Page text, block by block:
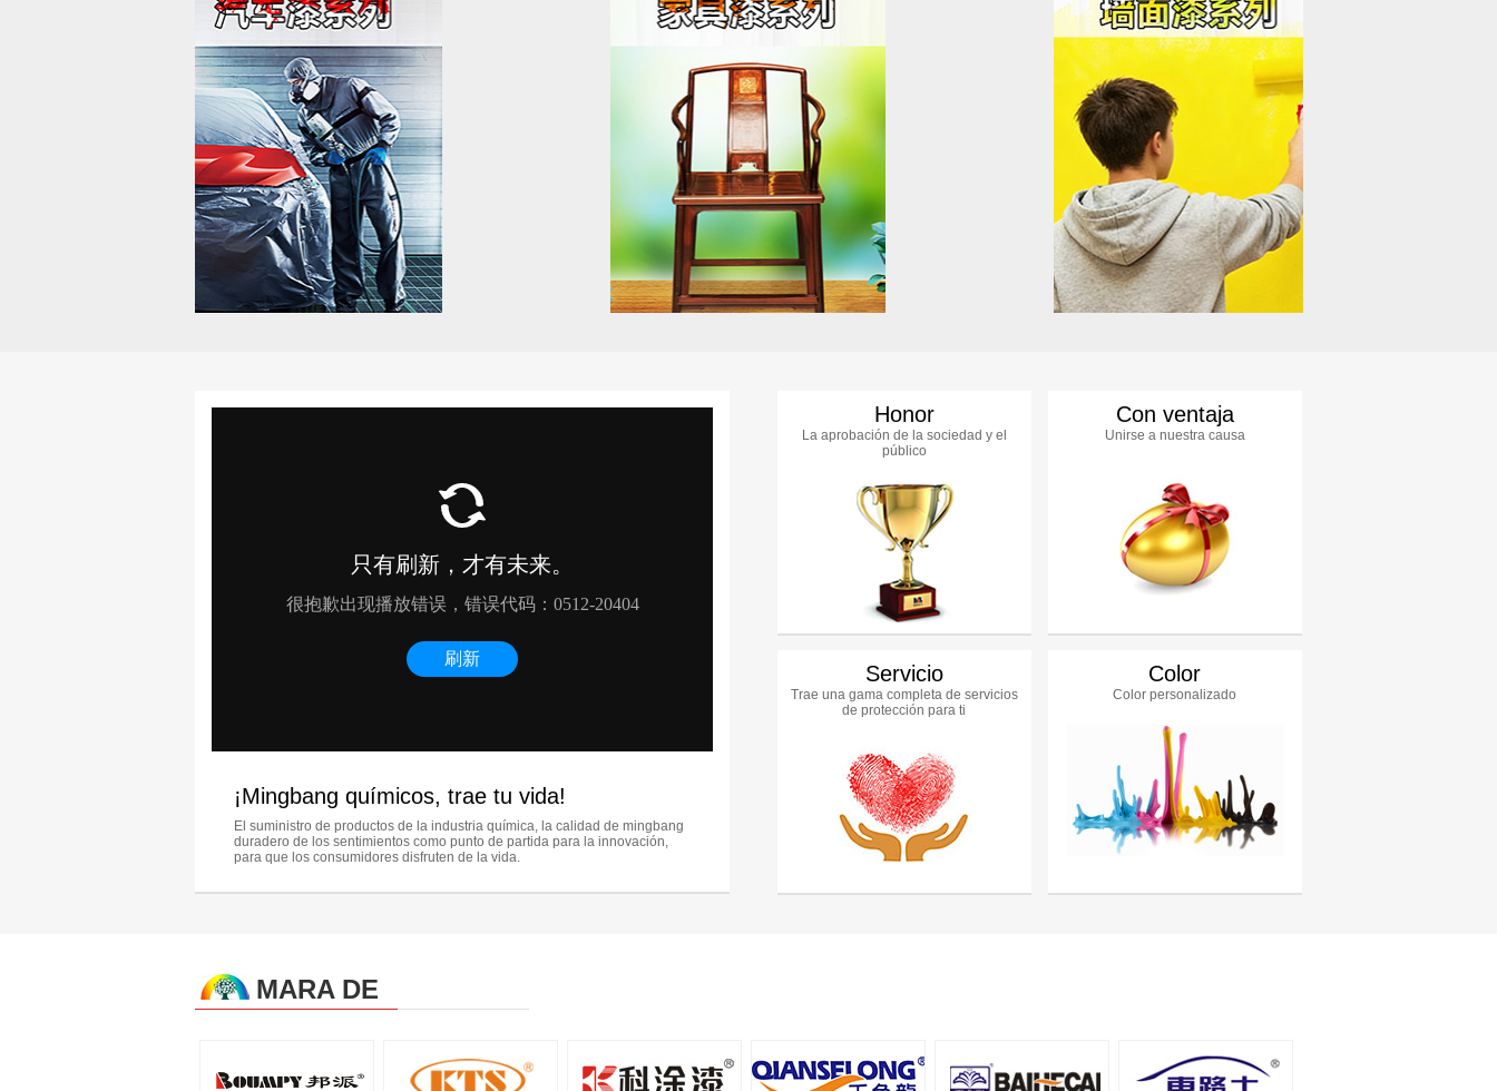
¡Mingbang químicos, trae tu vida!
El suministro de productos de la industria química, la calidad de mingbang
duradero de los sentimientos como punto de partida para la innovación,
para que los consumidores disfruten de la vida.
Honor
La aprobación de la sociedad y el
público
Con ventaja
Unirse a nuestra causa
Servicio
Trae una gama completa de servicios
de protección para ti
Color
Color personalizado
MARA DE